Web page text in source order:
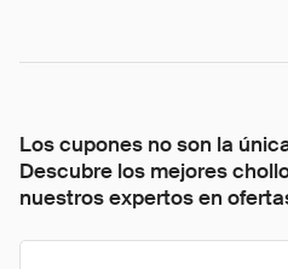
Los cupones no son la
Descubre los mejores
nuestros expertos en